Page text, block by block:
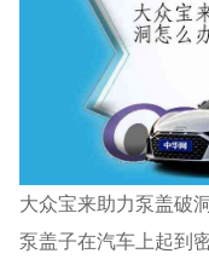
大众宝来助力泵盖破
泵盖子在汽车上起到